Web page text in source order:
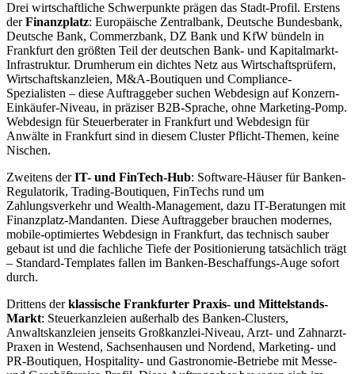
Drei wirtschaftliche Schwerpunkte prägen das Stadt-Profil. Erstens
derFinanzplatz: Europäische Zentralbank, Deutsche Bundesbank,
Deutsche Bank, Commerzbank, DZ Bank und KfW bündeln in
Frankfurt den größten Teil der deutschen Bank- und Kapitalmarkt-
Infrastruktur. Drumherum ein dichtes Netz aus Wirtschaftsprüfern,
Wirtschaftskanzleien, M&A-Boutiquen und Compliance-
Spezialisten – diese Auftraggeber suchen Webdesign auf Konzern-
Einkäufer-Niveau, in präziser B2B-Sprache, ohne Marketing-Pomp.
Webdesign für Steuerberater in Frankfurt und Webdesign für
Anwälte in Frankfurt sind in diesem Cluster Pflicht-Themen, keine
Nischen.
Zweitens derIT- und FinTech-Hub: Software-Häuser für Banken-
Regulatorik, Trading-Boutiquen, FinTechs rund um
Zahlungsverkehr und Wealth-Management, dazu IT-Beratungen mit
Finanzplatz-Mandanten. Diese Auftraggeber brauchen modernes,
mobile-optimiertes Webdesign in Frankfurt, das technisch sauber
gebaut ist und die fachliche Tiefe der Positionierung tatsächlich trägt
– Standard-Templates fallen im Banken-Beschaffungs-Auge sofort
durch.
Drittens derklassische Frankfurter Praxis- und Mittelstands-
Markt: Steuerkanzleien außerhalb des Banken-Clusters,
Anwaltskanzleien jenseits Großkanzlei-Niveau, Arzt- und Zahnarzt-
Praxen in Westend, Sachsenhausen und Nordend, Marketing- und
PR-Boutiquen, Hospitality- und Gastronomie-Betriebe mit Messe-